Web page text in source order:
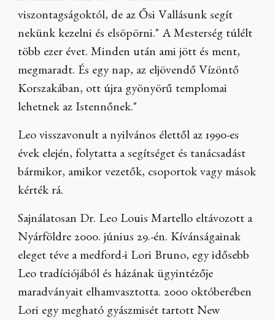
viszontagságoktól, de az Ősi Vallásunk segít
nekünk kezelni és elsöpörni." A Mesterség túlélt
több ezer évet. Minden után ami jött és ment,
megmaradt. És egy nap, az eljövendő Vízöntő
Korszakában, ott újra gyönyörű templomai
lehetnek az Istennőnek."
Leo visszavonult a nyilvános élettől az 1990-es
évek elején, folytatta a segítséget és tanácsadást
bármikor, amikor vezetők, csoportok vagy mások
kérték rá.
Sajnálatosan Dr. Leo Louis Martello eltávozott a
Nyárföldre 2000. június 29.-én. Kívánságainak
eleget téve a medford-i Lori Bruno, egy idősebb
Leo tradíciójából és házának ügyintézője
maradványait elhamvasztotta. 2000 októberében
Lori egy megható gyászmisét tartott New